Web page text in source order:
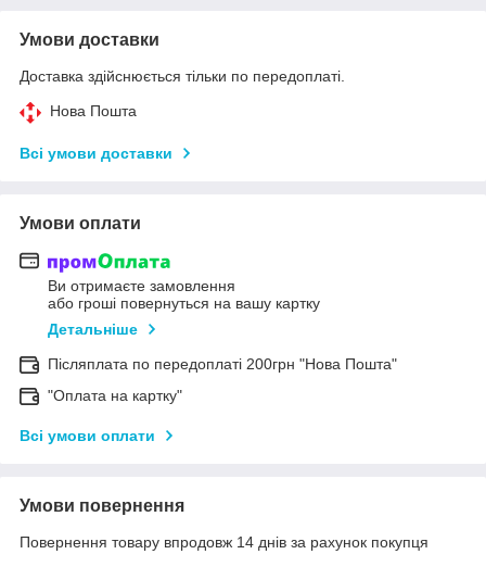
Умови доставки
Доставка здійснюється тільки по передоплаті.
Нова Пошта
Всі умови доставки
Умови оплати
Ви отримаєте замовлення
або гроші повернуться на вашу картку
Детальніше
Післяплата по передоплаті 200грн "Нова Пошта"
"Оплата на картку"
Всі умови оплати
Умови повернення
Повернення товару впродовж 14 днів за рахунок покупця